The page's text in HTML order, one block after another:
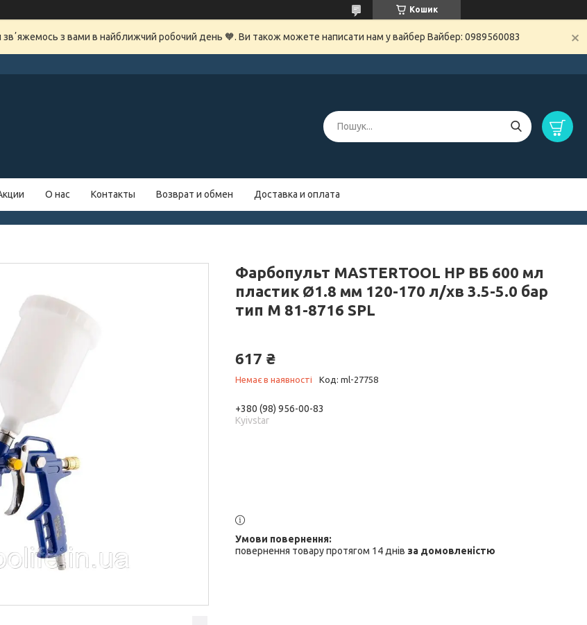
Кошик
з вами в найближчий робочий день 🧡. Ви також можете написати нам у вайбер Вайбер: 0989560083
О нас Контакты Возврат и обмен Доставка и оплата
Фарбопульт MASTERTOOL HP ВБ 600 мл
пластик Ø1.8 мм 120-170 л/хв 3.5-5.0 бар
тип М 81-8716 SPL
617 ₴
Немає в наявності Код: ml-27758
+380 (98) 956-00-83
Kyivstar
повернення товару протягом 14 днів за домовленістю